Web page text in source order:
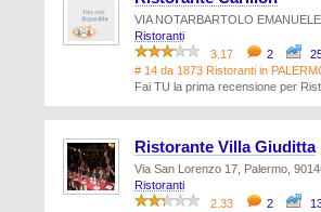
VIA NOTARBARTOLO
Ristoranti
3.17
2
# 14 da 1873 Ristoranti in
Fai TU la prima recensione per
Ristorante Villa Giuditta
Via San Lorenzo 17, Palermo,
Ristoranti
2.33
2